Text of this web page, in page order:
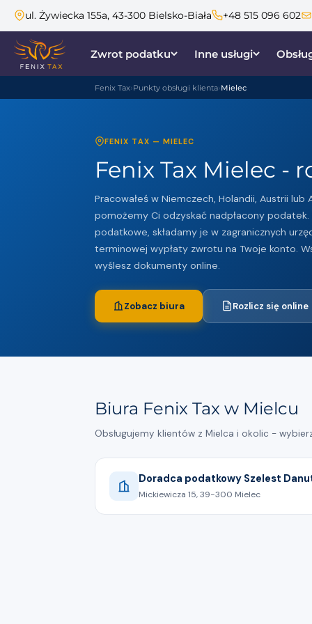
ul. Żywiecka 155a, 43-300 Bielsko-Biała +48 515 096 602
Zwrot podatku Inne usługi
Fenix Tax Punkty obsługi klienta Mielec
FENIX TAX — MIELEC
Fenix Tax Mielec -
Pracowałeś w Niemczech, Holandii, Austrii lub
pomożemy Ci odzyskać nadpłacony
podatkowe, składamy je w zagranicznych
terminowej wypłaty zwrotu na Twoje konto.
wyślesz dokumenty online.
Zobacz biura Rozlicz się online
Biura Fenix Tax w Mielcu
Obsługujemy klientów z Mielca i okolic -
Doradca podatkowy Szelest
Mickiewicza 15, 39-300 Mielec